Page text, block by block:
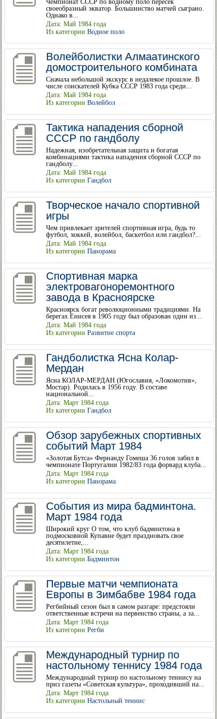
Чемпионат СССР по водному поло пересек
своеобразный экватор. Большинство матчей сыграно.
Однако в...
Дата: Май 1984 года
Из категории Водное поло
Волейболистки Алмаатинского
домостроительного комбината
Сначала небольшой экскурс в недалекое прошлое. В
числе соискателей Кубка СССР 1983 года среди...
Дата: Май 1984 года
Из категории Волейбол
Тактика нападения сборной
СССР по гандболу
Надежная, изобретательная защита и богатая
комбинациями тактика нападения сборной СССР по
гандболу...
Дата: Май 1984 года
Из категории Гандбол
Творческое начало спортивной
игры
Чем привлекает зрителей спортивная игра, будь то
футбол, хоккей, волейбол, баскетбол или гандбол?...
Дата: Май 1984 года
Из категории Панорама
Спортивная марка
электровагоноремонтного
завода в Красноярске
Красноярск богат революционными традициями. На
берегах Енисея в 1905 году был образован один из...
Дата: Май 1984 года
Из категории Развитие спорта
Гандболистка Ясна Колар-
Мердан
Ясна КОЛАР-МЕРДАН (Югославия, «Локомотив»,
Мостар). Родилась в 1956 году. В составе
национальной...
Дата: Март 1984 года
Из категории Гандбол
Обзор зарубежных спортивных
событий Март 1984
«Золотая Бутса» Фернанду Гомеша 36 голов забил в
чемпионате Португалии 1982/83 года форвард клуба...
Дата: Март 1984 года
Из категории Панорама
События из мира бадминтона.
Март 1984 года
Широкий круг О том, что клуб бадминтона в
подмосковной Купавне будет праздновать свое
десятилетие,...
Дата: Март 1984 года
Из категории Бадминтон
Первые матчи чемпионата
Европы в Зимбабве 1984 года
Регбийный сезон был в самом разгаре: предстояли
ответственные встречи на первенство страны, а за...
Дата: Март 1984 года
Из категории Регби
Международный турнир по
настольному теннису 1984 года
Международный турнир по настольному теннису на
приз газеты «Советская культура», проходивший на...
Дата: Март 1984 года
Из категории Настольный теннис